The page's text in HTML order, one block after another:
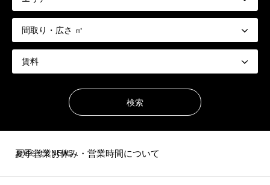
夏季営業お休み・営業時間について
お知らせ＆NEWS